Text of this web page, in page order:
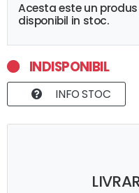
Acesta este un
disponibil in stoc.
INDISPONIBIL
INFO STOC